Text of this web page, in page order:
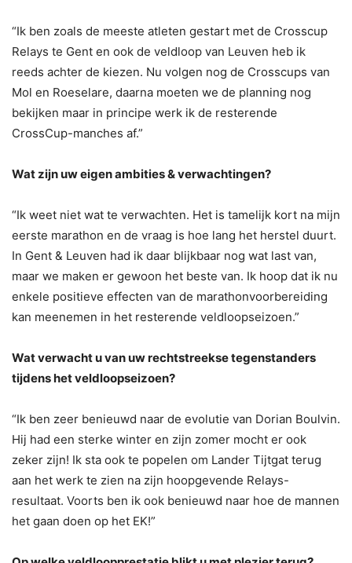
“Ik ben zoals de meeste atleten gestart met de Crosscup
Relays te Gent en ook de veldloop van Leuven heb ik
reeds achter de kiezen. Nu volgen nog de Crosscups van
Mol en Roeselare, daarna moeten we de planning nog
bekijken maar in principe werk ik de resterende
CrossCup-manches af.”
Wat zijn uw eigen ambities & verwachtingen?
“Ik weet niet wat te verwachten. Het is tamelijk kort na mijn
eerste marathon en de vraag is hoe lang het herstel duurt.
In Gent & Leuven had ik daar blijkbaar nog wat last van,
maar we maken er gewoon het beste van. Ik hoop dat ik nu
enkele positieve effecten van de marathonvoorbereiding
kan meenemen in het resterende veldloopseizoen.”
Wat verwacht u van uw rechtstreekse tegenstanders
tijdens het veldloopseizoen?
“Ik ben zeer benieuwd naar de evolutie van Dorian Boulvin.
Hij had een sterke winter en zijn zomer mocht er ook
zeker zijn! Ik sta ook te popelen om Lander Tijtgat terug
aan het werk te zien na zijn hoopgevende Relays-
resultaat. Voorts ben ik ook benieuwd naar hoe de mannen
het gaan doen op het EK!”